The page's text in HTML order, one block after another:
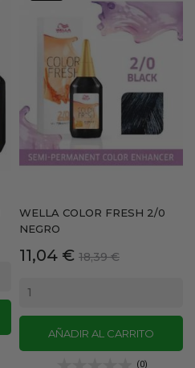
WELLA COLOR FRESH 2/0
NEGRO
Precio
11,04 € Precio
18,39 €
AÑADIR AL CARRITO
(0)